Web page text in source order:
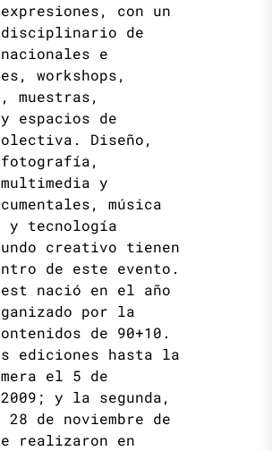
con un
de
e
workshops,
muestras,
espacios de
Diseño,
y
música
y tecnología
creativo tienen
de este evento.
nació en el año
por la
de 90+10.
ediciones hasta la
el 5 de
y la segunda,
de noviembre de
realizaron en